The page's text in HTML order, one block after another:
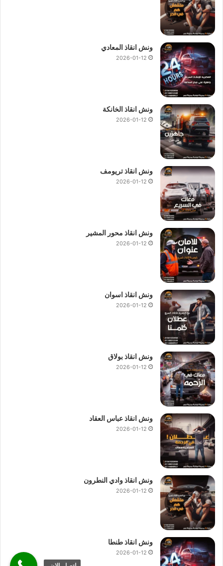
ونش انقاذ المعادي
2026-01-12
ونش انقاذ الخانكة
2026-01-12
ونش انقاذ تريومف
2026-01-12
ونش انقاذ محور المشير
2026-01-12
ونش انقاذ اسوان
2026-01-12
ونش انقاذ بولاق
2026-01-12
ونش انقاذ عباس العقاد
2026-01-12
ونش انقاذ وادي النطرون
2026-01-12
ونش انقاذ طنطا
2026-01-12